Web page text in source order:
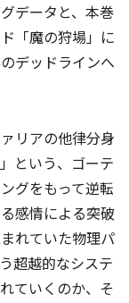
データと、本巻
「魔の狩場」に
デッドラインへ
リアの他律分身
という、ゴーテ
グをもって逆転
感情による突破
れていた物理パ
超越的なシステ
ていくのか、そ